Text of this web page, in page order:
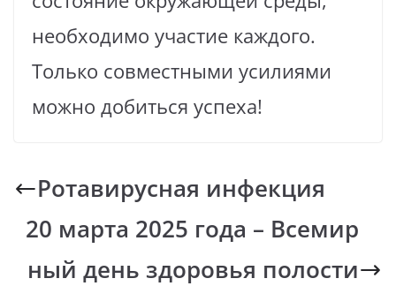
необходимо участие каждого.
Только совместными усилиями
можно добиться успеха!
Ротавирусная инфекция
20 марта 2025 года – Всемир
ный день здоровья полости